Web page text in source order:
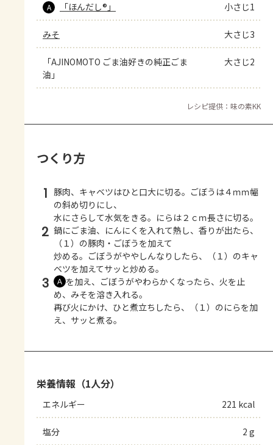
A 「ほんだし®」 小さじ1
みそ 大さじ3
「AJINOMOTO ごま油好きの純正ごま
油」
大さじ2
レシピ提供：味の素KK
つくり方
1 豚肉、キャベツはひと口大に切る。ごぼうは４ｍｍ幅
の斜め切りにし、
水にさらして水気をきる。にらは２ｃｍ長さに切る。
2 鍋にごま油、にんにくを入れて熱し、香りが出たら、
（１）の豚肉・ごぼうを加えて
炒める。ごぼうがややしんなりしたら、（１）のキャ
ベツを加えてサッと炒める。
3 Ａ を加え、ごぼうがやわらかくなったら、火を止
め、みそを溶き入れる。
再び火にかけ、ひと煮立ちしたら、（１）のにらを加
え、サッと煮る。
栄養情報（1人分）
エネルギー 221 kcal
塩分 2 g